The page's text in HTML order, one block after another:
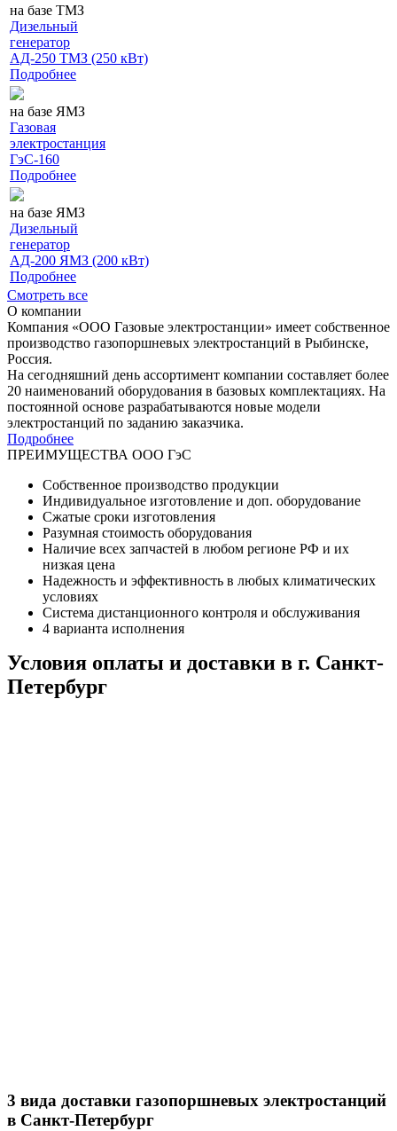
на базе ТМЗ
Дизельный
генератор
АД-250 ТМЗ (250 кВт)
Подробнее
на базе ЯМЗ
Газовая
электростанция
ГэС-160
Подробнее
на базе ЯМЗ
Дизельный
генератор
АД-200 ЯМЗ (200 кВт)
Подробнее
Смотреть все
О компании
Компания «ООО Газовые электростанции» имеет собственное
производство газопоршневых электростанций в Рыбинске,
Россия.
На сегодняшний день ассортимент компании составляет более
20 наименований оборудования в базовых комплектациях. На
постоянной основе разрабатываются новые модели
электростанций по заданию заказчика.
Подробнее
ПРЕИМУЩЕСТВА ООО ГэС
Собственное производство продукции
Индивидуальное изготовление и доп. оборудование
Сжатые сроки изготовления
Разумная стоимость оборудования
Наличие всех запчастей в любом регионе РФ и их
низкая цена
Надежность и эффективность в любых климатических
условиях
Система дистанционного контроля и обслуживания
4 варианта исполнения
Условия оплаты и доставки в г. Санкт-
Петербург
3 вида доставки газопоршневых электростанций
в Санкт-Петербург